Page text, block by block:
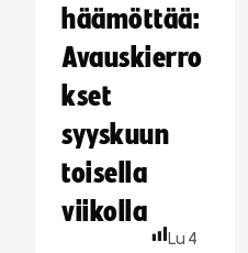
häämöttää:
Avauskierro
kset
syyskuun
toisella
viikolla
Lu 4